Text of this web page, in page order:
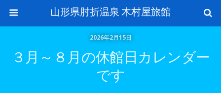
山形県肘折温泉 木村屋旅館
2026年2月15日
３月～８月の休館日カレンダー
です